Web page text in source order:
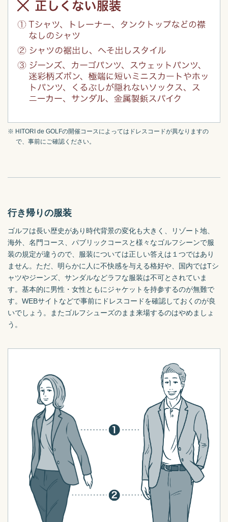
※ HITORI de GOLFの開催コースによってはドレスコードが異なりますの
で、事前にご確認ください。
行き帰りの服装
ゴルフは長い歴史があり時代背景の変化も大きく、リゾート地、
海外、名門コース、パブリックコースと様々なゴルフシーンで服
装の規定が違うので、服装については正しい答えは１つではあり
ません。ただ、明らかに人に不快感を与える格好や、国内ではTシ
ャツやジーンズ、サンダルなどラフな服装は不可とされていま
す。基本的に男性・女性ともにジャケットを持参するのが無難で
す。WEBサイトなどで事前にドレスコードを確認しておくのが良
いでしょう。またゴルフシューズのまま来場するのはやめましょ
う。